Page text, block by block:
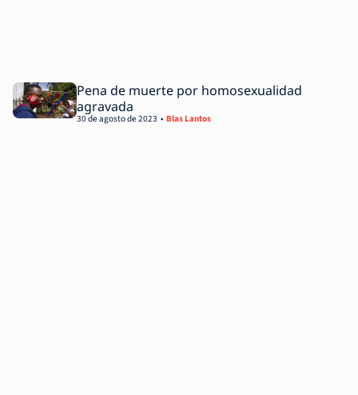
Pena de muerte por homosexualidad
agravada
Blas Lantos
30 de agosto de 2023